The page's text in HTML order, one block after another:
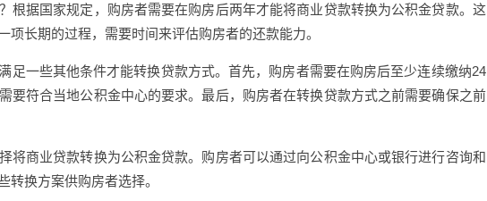
根据国家规定，购房者需要在购房后两年才能将商业贷款转换为公积金贷款。这
项长期的过程，需要时间来评估购房者的还款能力。
足一些其他条件才能转换贷款方式。首先，购房者需要在购房后至少连续缴纳24
要符合当地公积金中心的要求。最后，购房者在转换贷款方式之前需要确保之前
将商业贷款转换为公积金贷款。购房者可以通过向公积金中心或银行进行咨询和
转换方案供购房者选择。